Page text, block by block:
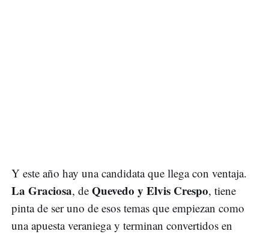
Y este año hay una candidata que llega con ventaja.
La Graciosa, de Quevedo y Elvis Crespo, tiene
pinta de ser uno de esos temas que empiezan como
una apuesta veraniega y terminan convertidos en